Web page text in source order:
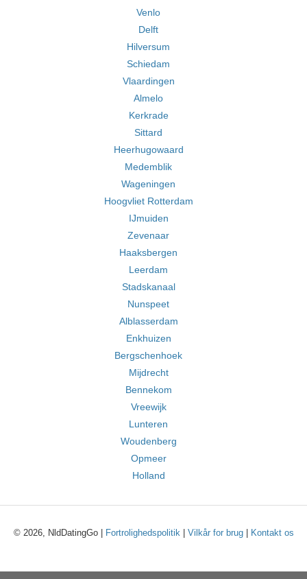
Venlo
Delft
Hilversum
Schiedam
Vlaardingen
Almelo
Kerkrade
Sittard
Heerhugowaard
Medemblik
Wageningen
Hoogvliet Rotterdam
IJmuiden
Zevenaar
Haaksbergen
Leerdam
Stadskanaal
Nunspeet
Alblasserdam
Enkhuizen
Bergschenhoek
Mijdrecht
Bennekom
Vreewijk
Lunteren
Woudenberg
Opmeer
Holland
© 2026, NldDatingGo | Fortrolighedspolitik| Vilkår for brug| Kontakt os